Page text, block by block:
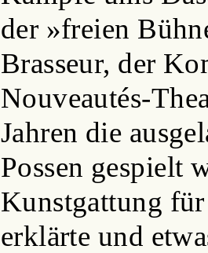
der »freien
Brasseur, der
Nouveautés-
Jahren die
Possen gespielt
Kunstgattung
erklärte und